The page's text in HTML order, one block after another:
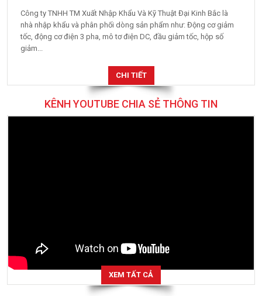
Công ty TNHH TM Xuất Nhập Khẩu Và Kỹ Thuật Đại Kinh Bắc là
nhà nhập khẩu và phân phối dòng sản phẩm như: Động cơ giảm
tốc, động cơ điện 3 pha, mô tơ điện DC, đầu giảm tốc, hộp số
giảm...
CHI TIẾT
KÊNH YOUTUBE CHIA SẺ THÔNG TIN
XEM TẤT CẢ